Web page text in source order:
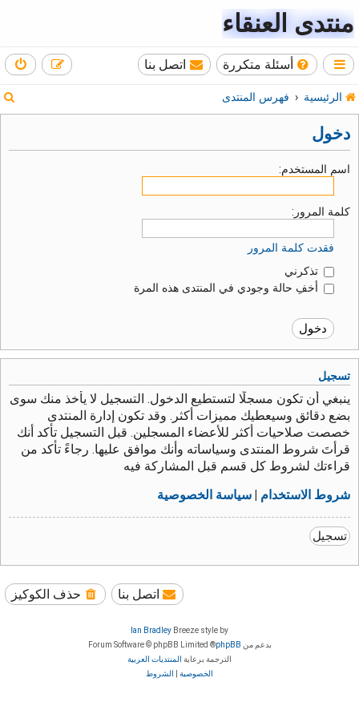
منتدى العنقاء
أسئلة متكررة اتصل بنا
الرئيسية فهرس المنتدى
دخول
اسم المستخدم:
كلمة المرور:
فقدت كلمة المرور
تذكرني
أخفِ حالة وجودي في المنتدى هذه المرة
تسجيل
ينبغي أن تكون مسجلًا لتستطيع الدخول. التسجيل لا يأخذ منك سوى
بضع دقائق وسيعطيك مميزات أكثر. وقد تكون إدارة المنتدى
خصصت صلاحيات أكثر للأعضاء المسجلين. قبل التسجيل تأكد أنك
قرأتَ شروط المنتدى وسياساته وأنك موافق عليها. رجاءً تأكد من
قراءتك لشروط كل قسم قبل المشاركة فيه
شروط الاستخدام سياسة الخصوصية
تسجيل
حذف الكوكيز اتصل بنا
Breeze style by
Ian Bradley
بدعم من phpBB
® Forum Software © phpBB Limited
الترجمة برعاية المنتديات العربية
الخصوصية
الشروط